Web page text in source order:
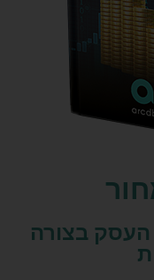
העסק בצורה